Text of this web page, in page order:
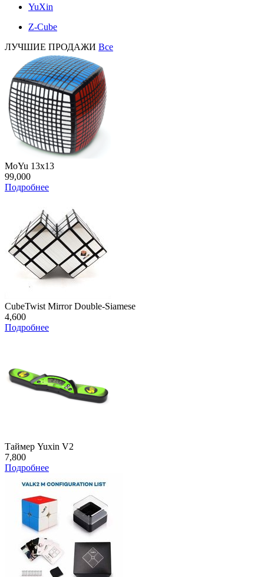
YuXin
Z-Cube
ЛУЧШИЕ ПРОДАЖИ Все
MoYu 13x13
99,000
Подробнее
CubeTwist Mirror Double-Siamese
4,600
Подробнее
Таймер Yuxin V2
7,800
Подробнее